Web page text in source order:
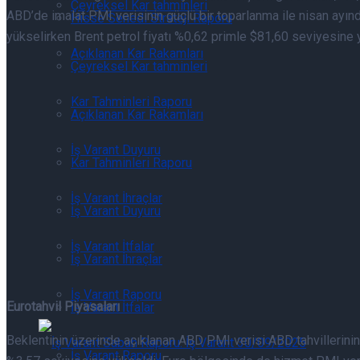
Çeyreksel Kar tahminleri
Açıklanan Kar Rakamları
Kar Tahminleri Raporu
İş Varant Duyuru
İş Varant İhraçlar
İş Varant İtfalar
İş Varant Raporu
Hisse Senedi Strateji Raporu
Çeyreksel Kar tahminleri
Açıklanan Kar Rakamları
Kar Tahminleri Raporu
İş Varant Duyuru
İş Varant İhraçlar
İş Varant İtfalar
İş Varant Raporu
ABD’de imalat PMI verisinin güçlü bir toparlanma ile nisan
yükselirken Brent petrol fiyatı %0,62 primle $81,60 seviyesine
Eurotahvil Piyasaları
Beklentinin üzerinde açıklanan ABD PMI verisi ABD